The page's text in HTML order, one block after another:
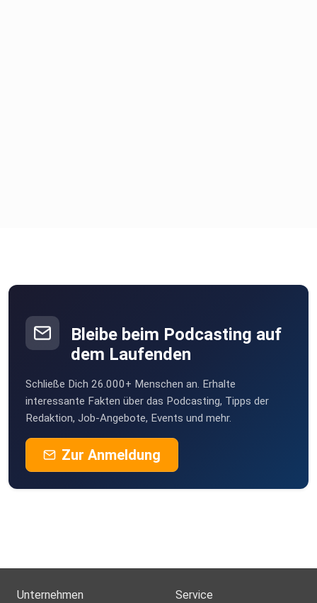
Bleibe beim Podcasting auf
dem Laufenden
Schließe Dich 26.000+ Menschen an. Erhalte
interessante Fakten über das Podcasting, Tipps der
Redaktion, Job-Angebote, Events und mehr.
Zur Anmeldung
Unternehmen Service